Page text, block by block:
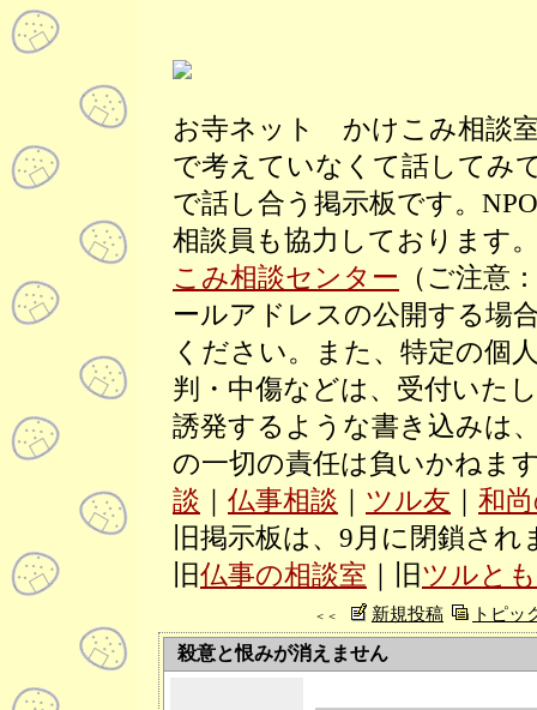
お寺ネット かけこみ相談
で考えていなくて話してみ
で話し合う掲示板です。
相談員も協力しております
こみ相談センター （ご注意
ールアドレスの公開する場
ください。また、特定の個
判・中傷などは、受付いた
誘発するような書き込みは
の一切の責任は負いかねま
談
仏事相談 ツル友
和
旧掲示板は、9月に閉鎖され
旧仏事の相談室 ｜旧 ツルとも
＜＜ 新規投稿 トピッ
殺意と恨みが消えません